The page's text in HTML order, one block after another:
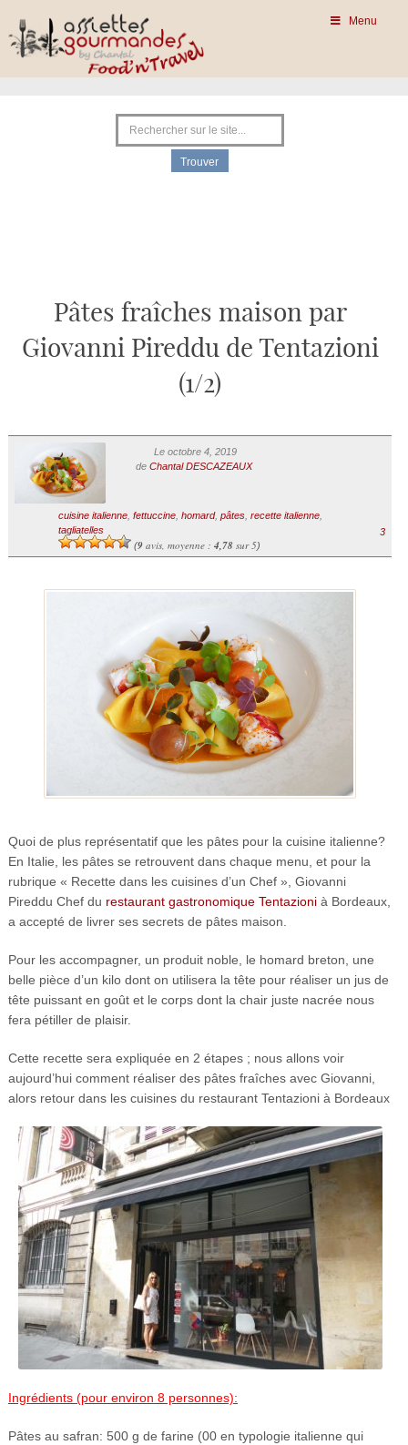
Menu
Pâtes fraîches maison par
Giovanni Pireddu de Tentazioni
(1/2)
Le octobre 4, 2019
de Chantal DESCAZEAUX
cuisine italienne, fettuccine, homard, pâtes, recette italienne,
tagliatelles
(9avis, moyenne : 4,78 sur 5)
3
Quoi de plus représentatif que les pâtes pour la cuisine italienne?
En Italie, les pâtes se retrouvent dans chaque menu, et pour la
rubrique « Recette dans les cuisines d’un Chef », Giovanni
Pireddu Chef du restaurant gastronomique Tentazionià Bordeaux,
a accepté de livrer ses secrets de pâtes maison.
Pour les accompagner, un produit noble, le homard breton, une
belle pièce d’un kilo dont on utilisera la tête pour réaliser un jus de
tête puissant en goût et le corps dont la chair juste nacrée nous
fera pétiller de plaisir.
Cette recette sera expliquée en 2 étapes ; nous allons voir
aujourd’hui comment réaliser des pâtes fraîches avec Giovanni,
alors retour dans les cuisines du restaurant Tentazioni à Bordeaux
Ingrédients (pour environ 8 personnes):
Pâtes au safran: 500 g de farine (00 en typologie italienne qui